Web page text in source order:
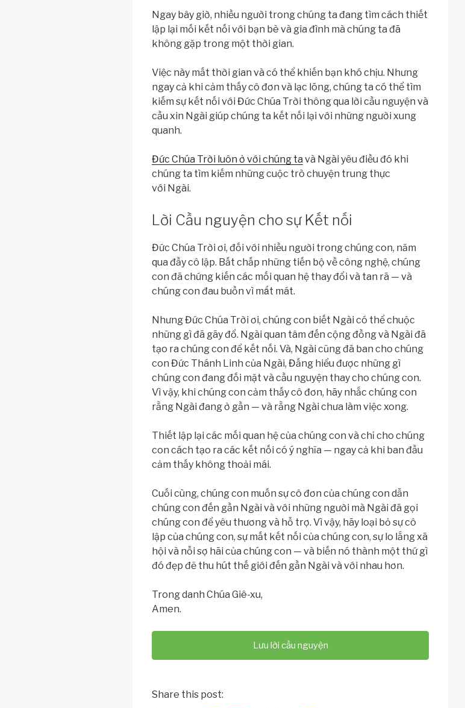
Ngay bây giờ, nhiều người trong chúng ta đang tìm cách thiết
lập lại mối kết nối với bạn bè và gia đình mà chúng ta đã
không gặp trong một thời gian.
Việc này mất thời gian và có thể khiến bạn khó chịu. Nhưng
ngay cả khi cảm thấy cô đơn và lạc lõng, chúng ta có thể tìm
kiếm sự kết nối với Đức Chúa Trời thông qua lời cầu nguyện và
cầu xin Ngài giúp chúng ta kết nối lại với những người xung
quanh.
Đức Chúa Trời luôn ở với chúng ta và Ngài yêu điều đó khi
chúng ta tìm kiếm những cuộc trò chuyện trung thực
với Ngài.
Lời Cầu nguyện cho sự Kết nối
Đức Chúa Trời ơi, đối với nhiều người trong chúng con, năm
qua đầy cô lập. Bất chấp những tiến bộ về công nghệ, chúng
con đã chứng kiến các mối quan hệ thay đổi và tan rã — và
chúng con đau buồn vì mất mát.
Nhưng Đức Chúa Trời ơi, chúng con biết Ngài có thể chuộc
những gì đã gãy đổ. Ngài quan tâm đến cộng đồng và Ngài đã
tạo ra chúng con để kết nối. Và, Ngài cũng đã ban cho chúng
con Đức Thánh Linh của Ngài, Đấng hiểu được những gì
chúng con đang đối mặt và cầu nguyện thay cho chúng con.
Vì vậy, khi chúng con cảm thấy cô đơn, hãy nhắc chúng con
rằng Ngài đang ở gần — và rằng Ngài chưa làm việc xong.
Thiết lập lại các mối quan hệ của chúng con và chỉ cho chúng
con cách tạo ra các kết nối có ý nghĩa — ngay cả khi ban đầu
cảm thấy không thoải mái.
Cuối cùng, chúng con muốn sự cô đơn của chúng con dẫn
chúng con đến gần Ngài và với những người mà Ngài đã gọi
chúng con để yêu thương và hỗ trợ. Vì vậy, hãy loại bỏ sự cô
lập của chúng con, sự mất kết nối của chúng con, sự lo lắng xã
hội và nỗi sợ hãi của chúng con — và biến nó thành một thứ gì
đó đẹp đẽ thu hút thế giới đến gần Ngài và với nhau hơn.
Trong danh Chúa Giê-xu,
Amen.
Lưu lời cầu nguyện
Share this post: